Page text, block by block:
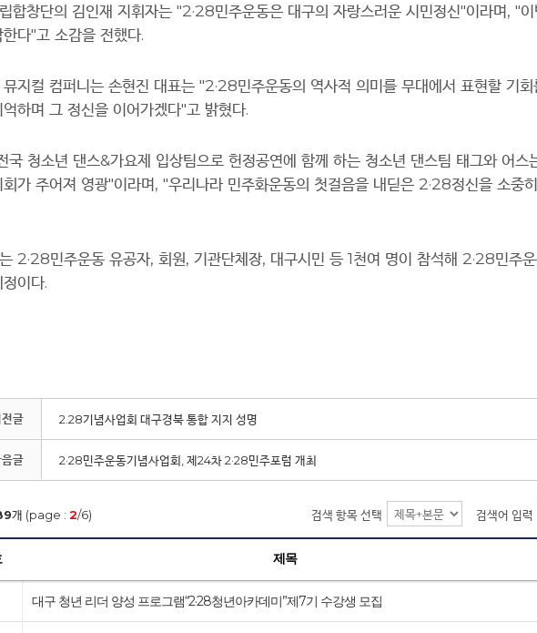
합창단의 김인재 지휘자는 "2·28민주운동은 대구의 자랑스러운 시민정신"이라며, "
다"고 소감을 전했다.
뮤지컬 컴퍼니는 손현진 대표는 "2·28민주운동의 역사적 의미를 무대에서 표현할 기
하며 그 정신을 이어가겠다"고 밝혔다.
국 청소년 댄스&가요제 입상팀으로 헌정공연에 함께 하는 청소년 댄스팀 태그와 어스
회가 주어져 영광"이라며, "우리나라 민주화운동의 첫걸음을 내딛은 2·28정신을 소중
2·28민주운동 유공자, 회원, 기관단체장, 대구시민 등 1천여 명이 참석해 2·28민주
이다.
글 2.28기념사업회 대구경북 통합 지지 성명
글 2·28민주운동기념사업회, 제24차 2·28민주포럼 개최
개 (page : 2/6) 검색 항목 선택 검색어 입력
제목
대구 청년 리더 양성 프로그램“2·28청년아카데미”제7기 수강생 모집